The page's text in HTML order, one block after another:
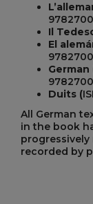
Il
El
German
Duits (
All German
in the book
recorded by